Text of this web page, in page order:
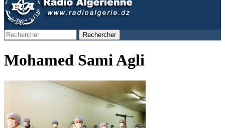
Rechercher
Mohamed Sami Agli